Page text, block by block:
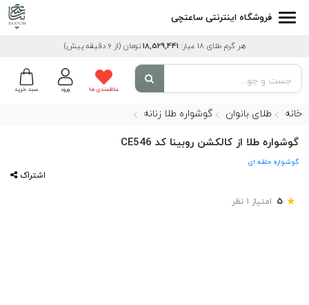
فروشگاه اینترنتی ساعتچی
هر گرم طلای 18 عیار: 18,529,441تومان (از 6 دقیقه پیش)
سبد خرید ورود علاقمندی ها
خانه طلای بانوان گوشواره طلا زنانه
گوشواره طلا از کالکشن روبینا کد CE546
گوشواره حلقه ای
اشتراک
★
5 امتیاز 1 نظر